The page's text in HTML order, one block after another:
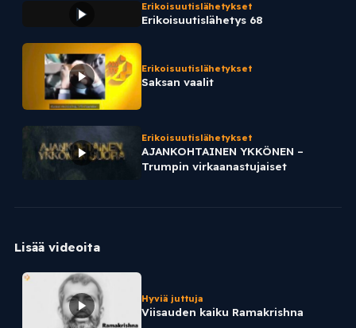
Erikoisuutislähetykset
Erikoisuutislähetys 68
Erikoisuutislähetykset
Saksan vaalit
Erikoisuutislähetykset
AJANKOHTAINEN YKKÖNEN –
Trumpin virkaanastujaiset
Lisää videoita
Hyviä juttuja
Viisauden kaiku Ramakrishna